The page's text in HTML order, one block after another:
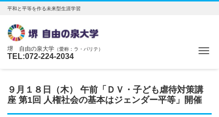
平和と平等を作る未来型生涯学習
堺 自由の泉大学 （愛称：ラ・パリテ）
TEL:072-224-2034
９月１８日（木） 午前「ＤＶ・子ども虐待対策講
座 第1回 人権社会の基本はジェンダー平等」開催